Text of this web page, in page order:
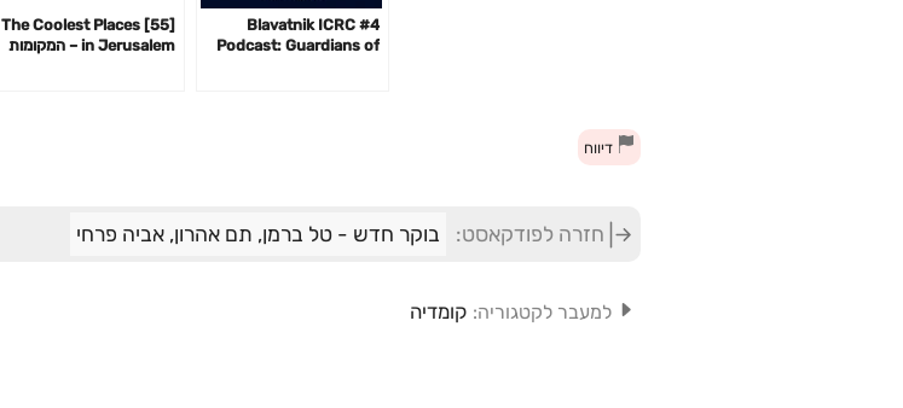
#4 Blavatnik ICRC
Podcast: Guardians of
[55] The Coolest Places
in Jerusalem – המקומות
דיווח
חזרה לפודקאסט: בוקר חדש - טל ברמן, תם אהרון, אביה פרחי
למעבר לקטגוריה: קומדיה